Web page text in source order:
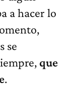
a hacer lo
se
que
.